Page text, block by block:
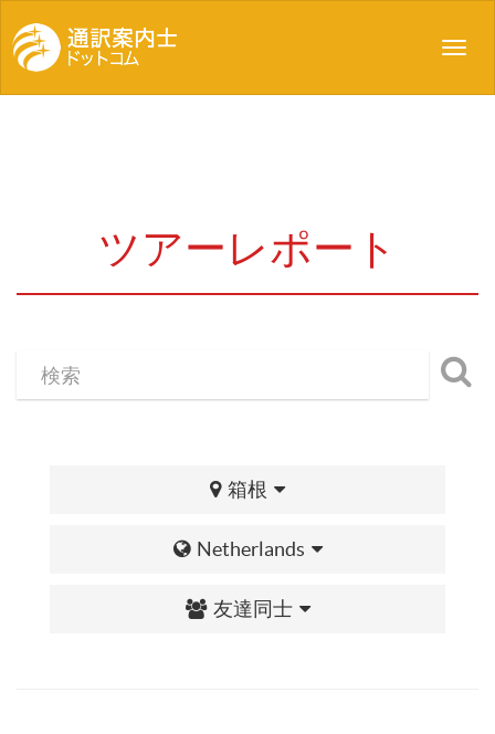
ツアーレポート
箱根
Netherlands
友達同士